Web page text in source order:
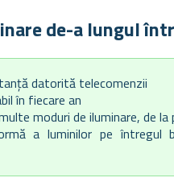
de-a lungul
datorită telecomenzii
în fiecare an
moduri de iluminare, de
a luminilor pe întregul